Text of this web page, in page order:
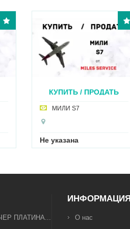
КУПИТЬ / ПРОДАТЬ
МИЛИ S7
Не указана
ПЛАТИНА...
ИНФОРМАЦИЯ
О нас